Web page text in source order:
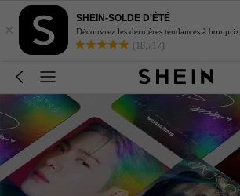
×
SHEIN-SOLDE D'ÉTÉ
Découvrez les dernières tendances à bon prix.
(18,717)